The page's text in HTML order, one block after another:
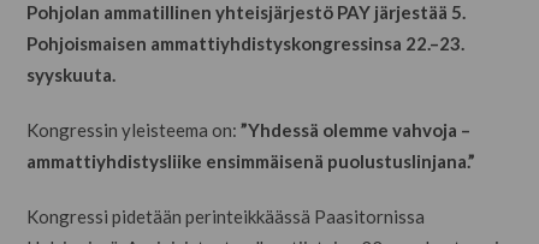
Pohjolan ammatillinen yhteisjärjestö PAY järjestää 5.
Pohjoismaisen ammattiyhdistyskongressinsa 22.–23.
syyskuuta.
Kongressin yleisteema on:”Yhdessä olemme vahvoja –
ammattiyhdistysliike ensimmäisenä puolustuslinjana.”
Kongressi pidetään perinteikkäässä Paasitornissa